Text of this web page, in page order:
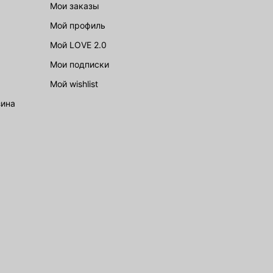
и купить ее в интернет-магазине LOVE REPUBLIC.
Мои заказы
Мой профиль
Мой LOVE 2.0
Мои подписки
Мой wishlist